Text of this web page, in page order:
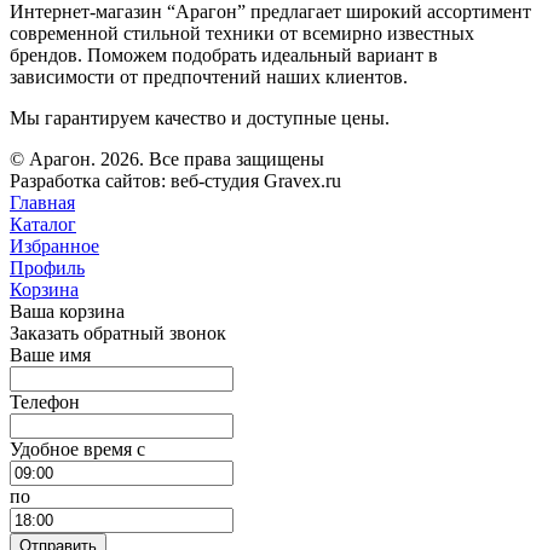
Интернет-магазин “Арагон” предлагает широкий ассортимент
современной стильной техники от всемирно известных
брендов. Поможем подобрать идеальный вариант в
зависимости от предпочтений наших клиентов.
Мы гарантируем качество и доступные цены.
© Арагон. 2026. Все права защищены
Разработка сайтов: веб-студия Gravex.ru
Главная
Каталог
Избранное
Профиль
Корзина
Ваша корзина
Заказать обратный звонок
Ваше имя
Телефон
Удобное время c
по
Отправить